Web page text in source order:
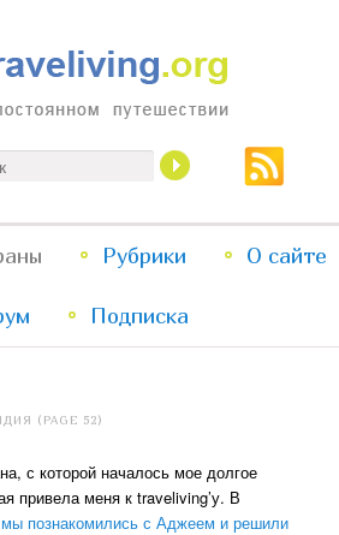
Перейти
к
Перейти
к
Рубрики О сайте
Подписка
(PAGE 52)
с которой началось мое долгое
привела меня к traveliving’у. В
мы познакомились с Аджеем и решили